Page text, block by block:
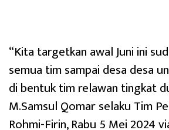
“Kita targetkan awal Juni ini
semua tim sampai desa desa
di bentuk tim relawan tingkat
M.Samsul Qomar selaku Tim
Rohmi-Firin, Rabu 5 Mei 2024